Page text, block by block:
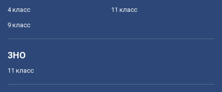
4 класс
9 класс
11 класс
ЗНО
11 класс